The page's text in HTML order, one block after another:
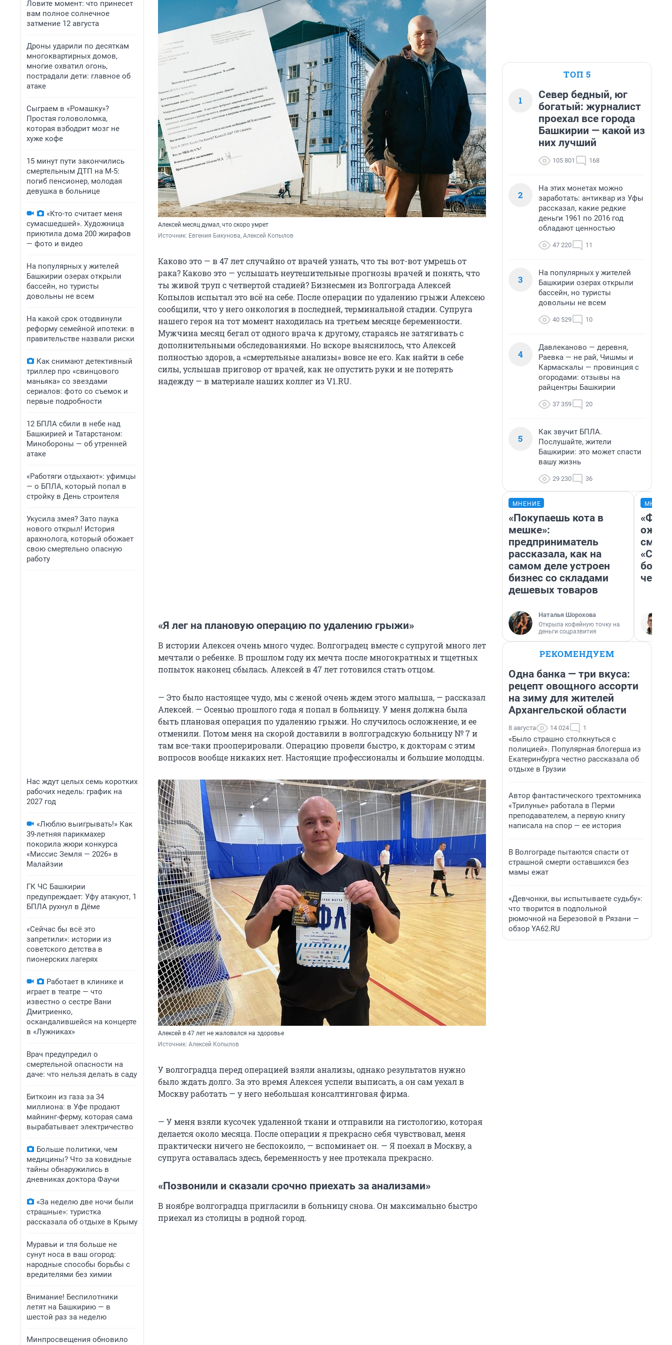
Ловите момент: что принесет
вам полное солнечное
затмение 12 августа
Дроны ударили по десяткам
многоквартирных домов,
многие охватил огонь,
пострадали дети: главное об
атаке
Сыграем в «Ромашку»?
Простая головоломка,
которая взбодрит мозг не
хуже кофе
15 минут пути закончились
смертельным ДТП на М-5:
погиб пенсионер, молодая
девушка в больнице
«Кто-то считает меня
сумасшедшей». Художница
приютила дома 200 жирафов
— фото и видео
На популярных у жителей
Башкирии озерах открыли
бассейн, но туристы
довольны не всем
На какой срок отодвинули
реформу семейной ипотеки: в
правительстве назвали риски
Как снимают детективный
триллер про «свинцового
маньяка» со звездами
сериалов: фото со съемок и
первые подробности
12 БПЛА сбили в небе над
Башкирией и Татарстаном:
Минобороны — об утренней
атаке
«Работяги отдыхают»: уфимцы
— о БПЛА, который попал в
стройку в День строителя
Укусила змея? Зато паука
нового открыл! История
арахнолога, который обожает
свою смертельно опасную
работу
Нас ждут целых семь коротких
рабочих недель: график на
2027 год
«Люблю выигрывать!» Как
39-летняя парикмахер
покорила жюри конкурса
«Миссис Земля — 2026» в
Малайзии
ГК ЧС Башкирии
предупреждает: Уфу атакуют, 1
БПЛА рухнул в Дёме
«Сейчас бы всё это
запретили»: истории из
советского детства в
пионерских лагерях
Работает в клинике и
играет в театре — что
известно о сестре Вани
Дмитриенко,
оскандалившейся на концерте
в «Лужниках»
Врач предупредил о
смертельной опасности на
даче: что нельзя делать в саду
Биткоин из газа за 34
миллиона: в Уфе продают
майнинг-ферму, которая сама
вырабатывает электричество
Больше политики, чем
медицины? Что за ковидные
тайны обнаружились в
дневниках доктора Фаучи
«За неделю две ночи были
страшные»: туристка
рассказала об отдыхе в Крыму
Муравьи и тля больше не
сунут носа в ваш огород:
народные способы борьбы с
вредителями без химии
Внимание! Беспилотники
летят на Башкирию — в
шестой раз за неделю
Минпросвещения обновило
Алексей месяц думал, что скоро умрет
Источник: Евгения Бикунова, Алексей Копылов
Каково это — в 47 лет случайно от врачей узнать, что ты вот-вот умрешь от
рака? Каково это — услышать неутешительные прогнозы врачей и понять, что
ты живой труп с четвертой стадией? Бизнесмен из Волгограда Алексей
Копылов испытал это всё на себе. После операции по удалению грыжи Алексею
сообщили, что у него онкология в последней, терминальной стадии. Супруга
нашего героя на тот момент находилась на третьем месяце беременности.
Мужчина месяц бегал от одного врача к другому, стараясь не затягивать с
дополнительными обследованиями. Но вскоре выяснилось, что Алексей
полностью здоров, а «смертельные анализы» вовсе не его. Как найти в себе
силы, услышав приговор от врачей, как не опустить руки и не потерять
надежду — в материале наших коллег из V1.RU.
«Я лег на плановую операцию по удалению грыжи»
В истории Алексея очень много чудес. Волгоградец вместе с супругой много лет
мечтали о ребенке. В прошлом году их мечта после многократных и тщетных
попыток наконец сбылась. Алексей в 47 лет готовился стать отцом.
— Это было настоящее чудо, мы с женой очень ждем этого малыша, — рассказал
Алексей. — Осенью прошлого года я попал в больницу. У меня должна была
быть плановая операция по удалению грыжи. Но случилось осложнение, и ее
отменили. Потом меня на скорой доставили в волгоградскую больницу № 7 и
там все-таки прооперировали. Операцию провели быстро, к докторам с этим
вопросов вообще никаких нет. Настоящие профессионалы и большие молодцы.
Алексей в 47 лет не жаловался на здоровье
Источник: Алексей Копылов
У волгоградца перед операцией взяли анализы, однако результатов нужно
было ждать долго. За это время Алексея успели выписать, а он сам уехал в
Москву работать — у него небольшая консалтинговая фирма.
— У меня взяли кусочек удаленной ткани и отправили на гистологию, которая
делается около месяца. После операции я прекрасно себя чувствовал, меня
практически ничего не беспокоило, — вспоминает он. — Я поехал в Москву, а
супруга оставалась здесь, беременность у нее протекала прекрасно.
«Позвонили и сказали срочно приехать за анализами»
В ноябре волгоградца пригласили в больницу снова. Он максимально быстро
приехал из столицы в родной город.
ТОП 5
1
Север бедный, юг
богатый: журналист
проехал все города
Башкирии — какой из
них лучший
105 801 168
2
На этих монетах можно
заработать: антиквар из Уфы
рассказал, какие редкие
деньги 1961 по 2016 год
обладают ценностью
47 220 11
3
На популярных у жителей
Башкирии озерах открыли
бассейн, но туристы
довольны не всем
40 529 10
4
Давлеканово — деревня,
Раевка — не рай, Чишмы и
Кармаскалы — провинция с
огородами: отзывы на
райцентры Башкирии
37 359 20
5
Как звучит БПЛА.
Послушайте, жители
Башкирии: это может спасти
вашу жизнь
29 230 36
МНЕНИЕ
«Покупаешь кота в
мешке»:
предприниматель
рассказала, как на
самом деле устроен
бизнес со складами
дешевых товаров
Наталья Шорохова
Открыла кофейную точку на
деньги соцразвития
РЕКОМЕНДУЕМ
Одна банка — три вкуса:
рецепт овощного ассорти
на зиму для жителей
Архангельской области
8 августа 14 024 1
«Было страшно столкнуться с
полицией». Популярная блогерша из
Екатеринбурга честно рассказала об
отдыхе в Грузии
Автор фантастического трехтомника
«Трилунье» работала в Перми
преподавателем, а первую книгу
написала на спор — ее история
В Волгограде пытаются спасти от
страшной смерти оставшихся без
мамы ежат
«Девчонки, вы испытываете судьбу»:
что творится в подпольной
рюмочной на Березовой в Рязани —
обзор YA62.RU